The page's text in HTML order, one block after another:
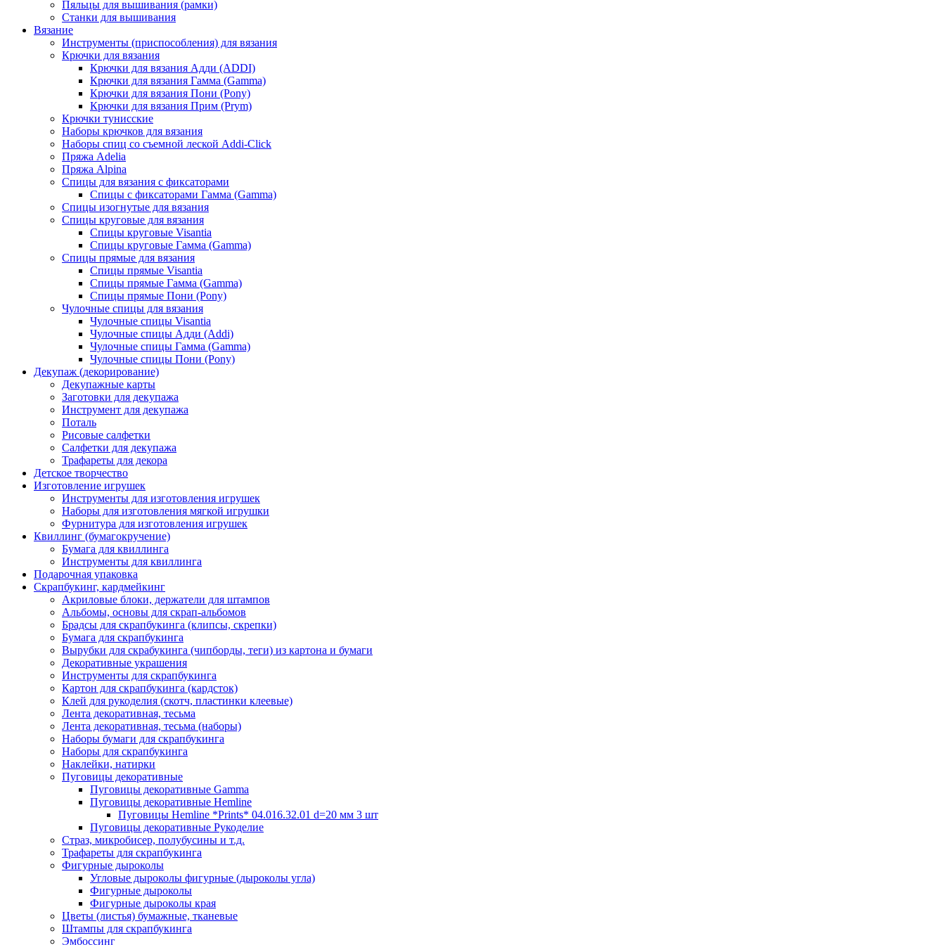
Пяльцы для вышивания (рамки)
Станки для вышивания
Вязание
Инструменты (приспособления) для вязания
Крючки для вязания
Крючки для вязания Адди (ADDI)
Крючки для вязания Гамма (Gamma)
Крючки для вязания Пони (Pony)
Крючки для вязания Прим (Prym)
Крючки тунисские
Наборы крючков для вязания
Наборы спиц со съемной леской Addi-Click
Пряжа Adelia
Пряжа Alpina
Спицы для вязания с фиксаторами
Спицы с фиксаторами Гамма (Gamma)
Спицы изогнутые для вязания
Спицы круговые для вязания
Спицы круговые Visantia
Спицы круговые Гамма (Gamma)
Спицы прямые для вязания
Спицы прямые Visantia
Спицы прямые Гамма (Gamma)
Спицы прямые Пони (Pony)
Чулочные спицы для вязания
Чулочные спицы Visantia
Чулочные спицы Адди (Addi)
Чулочные спицы Гамма (Gamma)
Чулочные спицы Пони (Pony)
Декупаж (декорирование)
Декупажные карты
Заготовки для декупажа
Инструмент для декупажа
Поталь
Рисовые салфетки
Салфетки для декупажа
Трафареты для декора
Детское творчество
Изготовление игрушек
Инструменты для изготовления игрушек
Наборы для изготовления мягкой игрушки
Фурнитура для изготовления игрушек
Квиллинг (бумагокручение)
Бумага для квиллинга
Инструменты для квиллинга
Подарочная упаковка
Скрапбукинг, кардмейкинг
Акриловые блоки, держатели для штампов
Альбомы, основы для скрап-альбомов
Брадсы для скрапбукинга (клипсы, скрепки)
Бумага для скрапбукинга
Вырубки для скрабукинга (чипборды, теги) из картона и бумаги
Декоративные украшения
Инструменты для скрапбукинга
Картон для скрапбукинга (кардсток)
Клей для рукоделия (скотч, пластинки клеевые)
Лента декоративная, тесьма
Лента декоративная, тесьма (наборы)
Наборы бумаги для скрапбукинга
Наборы для скрапбукинга
Наклейки, натирки
Пуговицы декоративные
Пуговицы декоративные Gamma
Пуговицы декоративные Hemline
Пуговицы Hemline *Prints* 04.016.32.01 d=20 мм 3 шт
Пуговицы декоративные Рукоделие
Страз, микробисер, полубусины и т.д.
Трафареты для скрапбукинга
Фигурные дыроколы
Угловые дыроколы фигурные (дыроколы угла)
Фигурные дыроколы
Фигурные дыроколы края
Цветы (листья) бумажные, тканевые
Штампы для скрапбукинга
Эмбоссинг